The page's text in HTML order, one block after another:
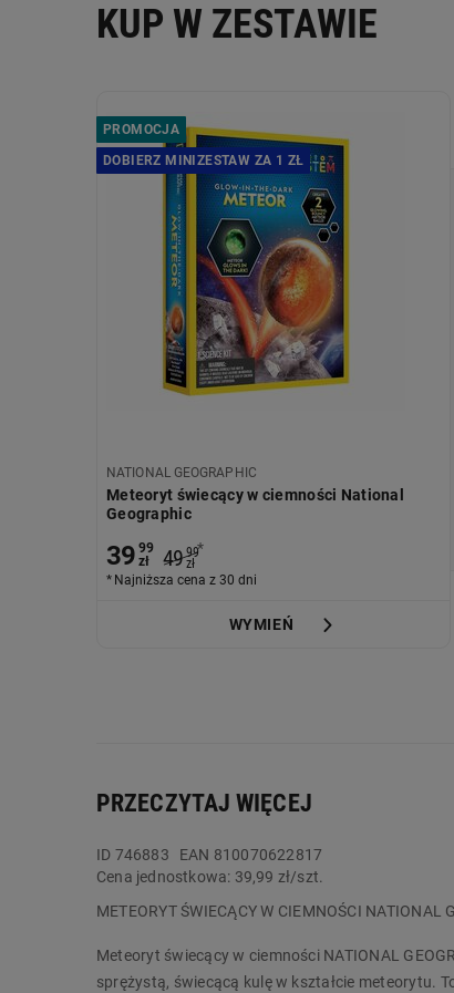
KUP W ZESTAWIE
PROMOCJA
DOBIERZ MINIZESTAW ZA 1 ZŁ
NATIONAL GEOGRAPHIC
Meteoryt świecący w ciemności National
Geographic
39 99
zł
49 99
zł
*
Najniższa cena z 30 dni
WYMIEŃ
PRZECZYTAJ WIĘCEJ
ID 746883
EAN 810070622817
Cena jednostkowa: 39,99 zł/szt.
METEORYT ŚWIECĄCY W CIEMNOŚCI
Meteoryt świecący w ciemności NATIONAL
sprężystą, świecącą kulę w kształcie meteorytu.